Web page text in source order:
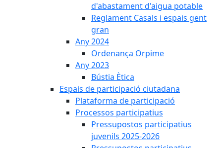
d'abastament d'aigua potable
Reglament Casals i espais gent
gran
Any 2024
Ordenança Orpime
Any 2023
Bústia Ètica
Espais de participació ciutadana
Plataforma de participació
Processos participatius
Pressupostos participatius
juvenils 2025-2026